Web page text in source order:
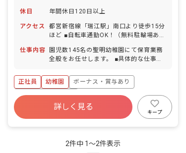
休日 年間休日120日以上
アクセス
都営新宿線「瑞江駅」南口より徒歩15分
ほど ■自転車通勤OK！（無料駐輪場あ
仕事内容
園児数145名の聖明幼稚園にて保育業務
全般をお任せします。 ■具体的な仕事内
内の清掃 ・行事の企画・準備 ・送迎バ
スの乗車 ・保護者の対応 ・預かり保
育（当番制）
正社員 幼稚園
ボーナス・賞与あり
年間休日120日以上
寮・住宅・家賃補助あり
社会保険完備
詳しく見る
キープ
2件中 1〜2件表示